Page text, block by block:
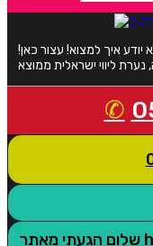
איך למצוא! עצור כאן!
שלום הגעתי מאתר https://hasfaniyot.com/ אפשר